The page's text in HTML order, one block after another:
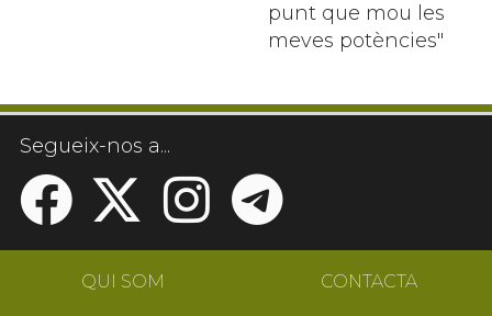
punt que mou les
meves potències"
Segueix-nos a...
QUI SOM CONTACTA